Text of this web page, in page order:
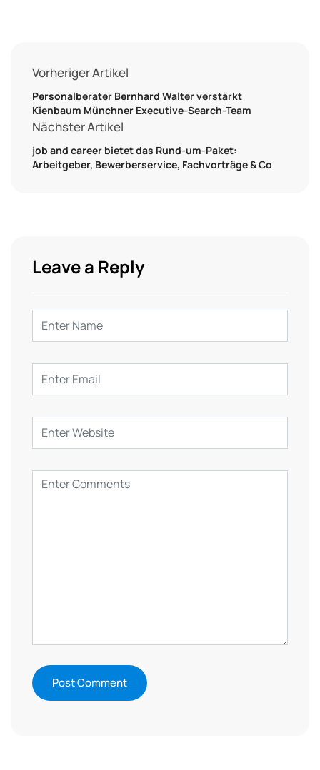
Vorheriger Artikel
Personalberater Bernhard Walter verstärkt
Kienbaum Münchner Executive-Search-Team
Nächster Artikel
job and career bietet das Rund-um-Paket:
Arbeitgeber, Bewerberservice, Fachvorträge & Co
Leave a Reply